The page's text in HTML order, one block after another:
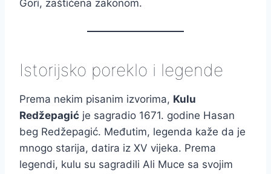
Gori, zaštićena zakonom.
Istorijsko poreklo i legende
Prema nekim pisanim izvorima, Kulu
Redžepagić je sagradio 1671. godine Hasan
beg Redžepagić. Međutim, legenda kaže da je
mnogo starija, datira iz XV vijeka. Prema
legendi, kulu su sagradili Ali Muce sa svojim